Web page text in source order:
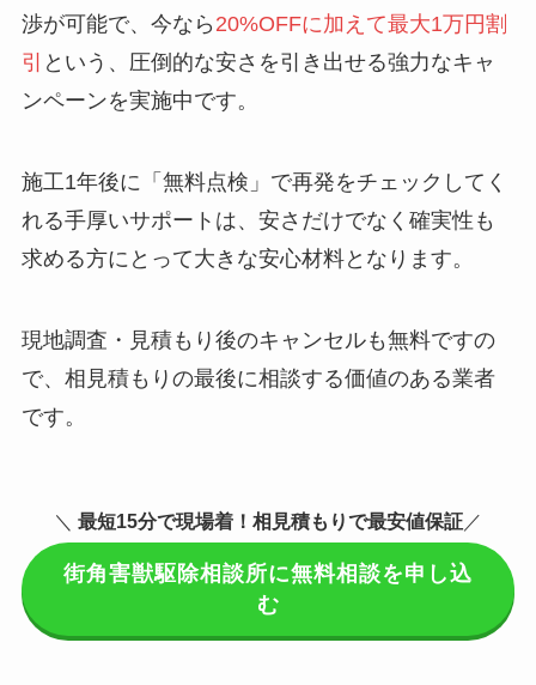
渉が可能で、今なら 20%OFFに加えて最大1万円割
引 という、圧倒的な安さを引き出せる強力なキャ
ンペーンを実施中です。
施工1年後に「無料点検」で再発をチェックしてく
れる手厚いサポートは、安さだけでなく確実性も
求める方にとって大きな安心材料となります。
現地調査・見積もり後のキャンセルも無料ですの
で、相見積もりの最後に相談する価値のある業者
です。
＼ 最短15分で現場着 ！相見積もりで最安値保証 ／
街角害獣駆除相談所に無料相談を申し込
む